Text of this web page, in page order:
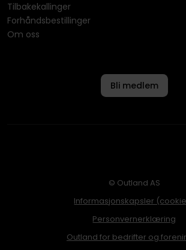
Tilbakekallinger
Forhåndsbestillinger
Om oss
Bli medlem
© Outland AS
Informasjonskapsler
Personvernerklæring
Outland for bedrifter og